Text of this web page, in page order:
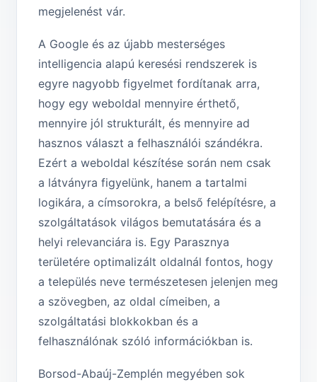
megjelenést vár.
A Google és az újabb mesterséges
intelligencia alapú keresési rendszerek is
egyre nagyobb figyelmet fordítanak arra,
hogy egy weboldal mennyire érthető,
mennyire jól strukturált, és mennyire ad
hasznos választ a felhasználói szándékra.
Ezért a weboldal készítése során nem csak
a látványra figyelünk, hanem a tartalmi
logikára, a címsorokra, a belső felépítésre, a
szolgáltatások világos bemutatására és a
helyi relevanciára is. Egy Parasznya
területére optimalizált oldalnál fontos, hogy
a település neve természetesen jelenjen meg
a szövegben, az oldal címeiben, a
szolgáltatási blokkokban és a
felhasználónak szóló információkban is.
Borsod-Abaúj-Zemplén megyében sok